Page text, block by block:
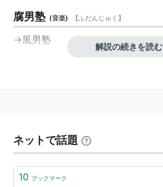
腐男塾 (音楽) 【ふだんじゅく 】
→風男塾
解説の続きを読む
ネットで話題
10 ブックマーク